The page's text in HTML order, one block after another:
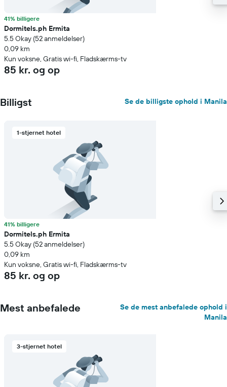
41% billigere
Dormitels.ph Ermita
5.5 Okay (52 anmeldelser)
0,09 km
Kun voksne, Gratis wi-fi, Fladskærms-tv
85 kr. og op
Billigst Se de billigste ophold i Manila
1-stjernet hotel
41% billigere
Dormitels.ph Ermita
5.5 Okay (52 anmeldelser)
0,09 km
Kun voksne, Gratis wi-fi, Fladskærms-tv
85 kr. og op
Mest anbefalede
Se de mest anbefalede ophold i
Manila
3-stjernet hotel